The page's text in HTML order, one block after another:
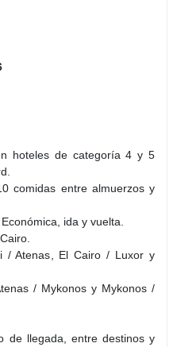
hoteles de categoría 4 y 5
comidas entre almuerzos y
ida y vuelta.
/ Atenas, El Cairo / Luxor y
/ Mykonos y Mykonos /
de llegada, entre destinos y